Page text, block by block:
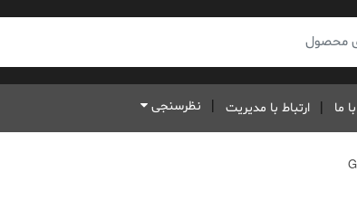
ما ارتباط با مدیریت نظرسنجی